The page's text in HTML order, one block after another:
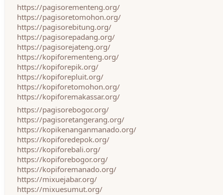
https://pagisorementeng.org/
https://pagisoretomohon.org/
https://pagisorebitung.org/
https://pagisorepadang.org/
https://pagisorejateng.org/
https://kopiforementeng.org/
https://kopiforepik.org/
https://kopiforepluit.org/
https://kopiforetomohon.org/
https://kopiforemakassar.org/
https://pagisorebogor.org/
https://pagisoretangerang.org/
https://kopikenanganmanado.org/
https://kopiforedepok.org/
https://kopiforebali.org/
https://kopiforebogor.org/
https://kopiforemanado.org/
https://mixuejabar.org/
https://mixuesumut.org/